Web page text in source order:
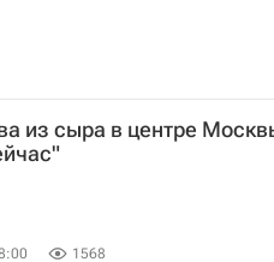
из сыра в центре
1568